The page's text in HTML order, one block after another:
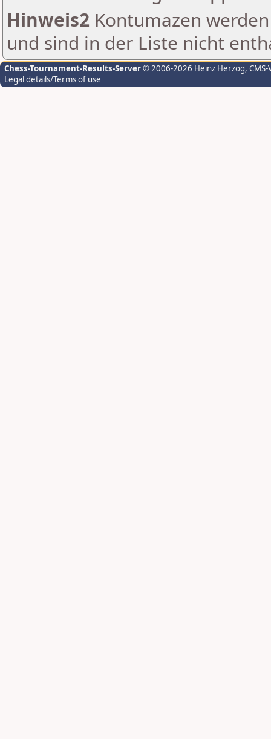
Hinweis2 Kontumazen
und sind in der Liste nicht
Chess-Tournament-Results-Server© 2006-2026 Heinz Herzog,
Legal details/Terms of use